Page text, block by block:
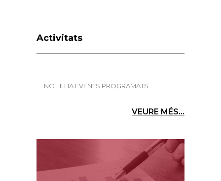
Activitats
NO HI HA EVENTS PROGRAMATS
VEURE MÉS...